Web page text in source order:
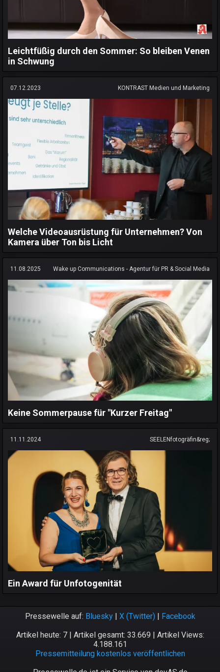
Leichtfüßig durch den Sommer: So bleiben Venen
in Schwung
07.12.2023 KONTRAST Medien und Marketing
Welche Videoausrüstung für Unternehmen? Von
Kamera über Ton bis Licht
11.08.2025 Wake up Communications - Agentur für PR & Social Media
Keine Sommerpause für "Kurzer Freitag"
11.11.2024 SEELENfotogräfin&reg;
Ein Award für Unfotogenität
Pressewelle auf: Bluesky| X (Twitter)| Facebook
Artikel heute: 7 | Artikel gesamt: 33.669 | Artikel Views:
4.188.161
Pressemitteilung kostenlos veröffentlichen